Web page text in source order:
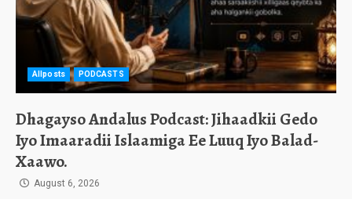
Allposts PODCASTS
Dhagayso Andalus Podcast: Jihaadkii Gedo
Iyo Imaaradii Islaamiga Ee Luuq Iyo Balad-
Xaawo.
August 6, 2026